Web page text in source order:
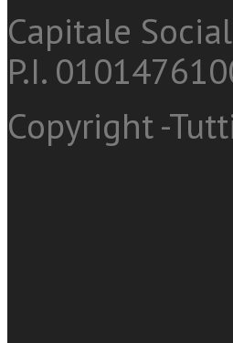
Capitale
P.I.
Copyright -